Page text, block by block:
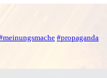
#propaganda